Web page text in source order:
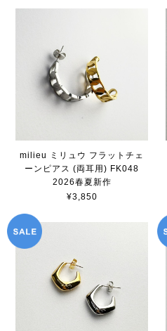
milieu ミリュウ フラットチェ
ーンピアス (両耳用) FK048
2026春夏新作
¥3,850